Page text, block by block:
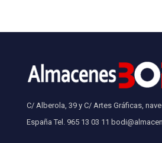
C/ Alberola, 39 y C/ Artes Gráficas,
España Tel. 965 13 03 11